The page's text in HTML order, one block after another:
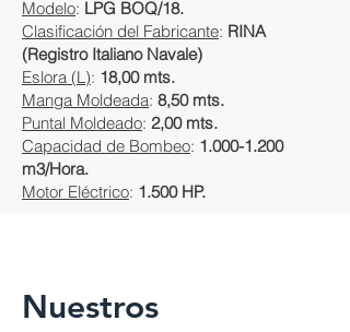
Modelo: LPG BOQ/18.
Clasificación del Fabricante: RINA
(Registro Italiano Navale)
Eslora (L): 18,00 mts.
Manga Moldeada: 8,50 mts.
Puntal Moldeado: 2,00 mts.
Capacidad de Bombeo: 1.000-1.200
m3/Hora.
Motor Eléctrico: 1.500 HP.
Nuestros